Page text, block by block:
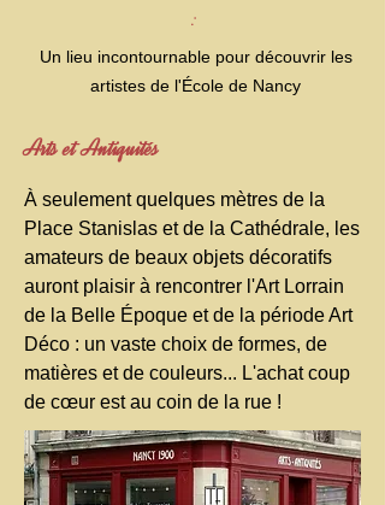
:
Un lieu incontournable pour découvrir les
artistes de l'École de Nancy
Arts et Antiquités
À seulement quelques mètres de la
Place Stanislas et de la Cathédrale, les
amateurs de beaux objets décoratifs
auront plaisir à rencontrer l'Art Lorrain
de la Belle Époque et de la période Art
Déco : un vaste choix de formes, de
matières et de couleurs... L'achat coup
de cœur est au coin de la rue !